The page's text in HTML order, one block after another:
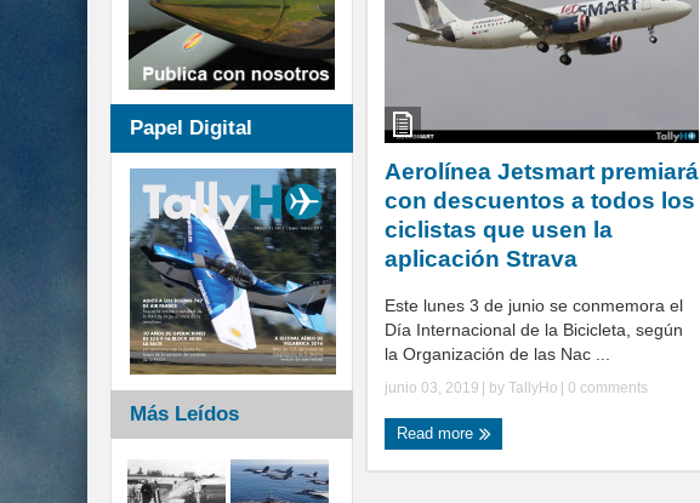
Aerolínea Jetsmart premiará
con descuentos a todos los
ciclistas que usen la
aplicación Strava
Este lunes 3 de junio se conmemora el
Día Internacional de la Bicicleta, según
la Organización de las Nac ...
junio 03, 2019 | by TallyHo 0 comments
Read more
Papel Digital
Más Leídos